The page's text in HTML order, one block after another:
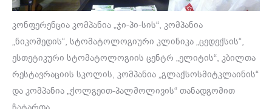
კონფერენცია კომპანია „ჯი-პი-სის“, კომპანია
„ნიკომედის“, სტომატოლოგიური კლინიკა „ცედექსის“,
ესთეტიკური სტომატოლოგიის ცენტრ „ელიტის“, კბილთა
რესტავრაციის სკოლის, კომპანია „გლაქსოსმიტკლაინის“
და კომპანია „ქოლგეით-პალმოლივის“ თანადგომით